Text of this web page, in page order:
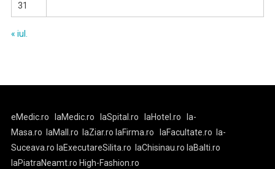
31
« iul.
eMedic.ro laMedic.ro laSpital.ro laHotel.ro
la-
Masa.ro
laMall.ro laZiar.ro laFirma.ro laFacultate.ro
la-
Suceava.ro laExecutareSilita.ro laChisinau.ro laBalti.ro
laPiatraNeamt.ro High-Fashion.ro